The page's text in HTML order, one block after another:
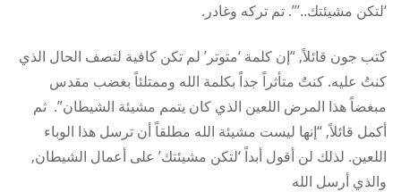
‘لتكن مشيئتك..’”. تم تركه وغادر.
كتب جون قائلاً, “إن كلمة ‘متوتر’ لم تكن كافية لتصف الحال الذي
كنتُ عليه. كنتُ متأثراً جداً بكلمة الله وممتلئاً بغضب مقدس
مبغضاً هذا المرض اللعين الذي كان يتمم مشيئة الشيطان”. ثم
أكمل قائلاً, “إنها ليست مشيئة الله مطلقاً أن ترسل هذا الوباء
اللعين. لذلك لن أقول أبداً ‘لتكن مشيئتك’ على أعمال الشيطان,
والذي أرسل الله